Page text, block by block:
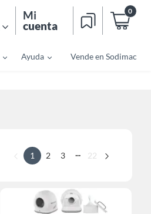
Mi
cuenta
0
Ayuda Vende en Sodimac
1 2 3 ... 22